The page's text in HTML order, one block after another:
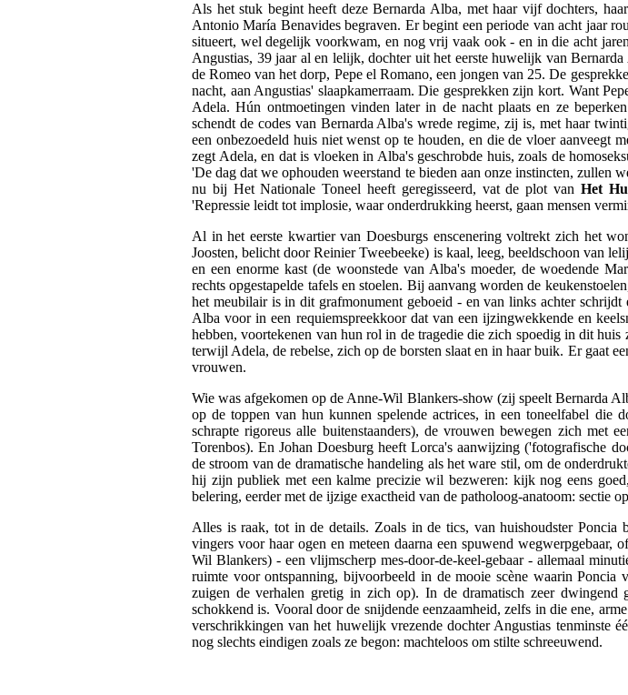
Als het stuk begint heeft deze Bernarda Alba, met haar vijf dochters,
Antonio María Benavides begraven. Er begint een periode van acht jaar
situeert, wel degelijk voorkwam, en nog vrij vaak ook - en in die acht
Angustias, 39 jaar al en lelijk, dochter uit het eerste huwelijk van
de Romeo van het dorp, Pepe el Romano, een jongen van 25. De
nacht, aan Angustias' slaapkamerraam. Die gesprekken zijn kort. Want
Adela. Hún ontmoetingen vinden later in de nacht plaats en ze
schendt de codes van Bernarda Alba's wrede regime, zij is, met haar
een onbezoedeld huis niet wenst op te houden, en die de vloer
zegt Adela, en dat is vloeken in Alba's geschrobde huis, zoals de
'De dag dat we ophouden weerstand te bieden aan onze instincten, zullen
nu bij Het Nationale Toneel heeft geregisseerd, vat de plot van Het
'Repressie leidt tot implosie, waar onderdrukking heerst, gaan mensen
Al in het eerste kwartier van Doesburgs enscenering voltrekt zich het
Joosten, belicht door Reinier Tweebeeke) is kaal, leeg, beeldschoon van
en een enorme kast (de woonstede van Alba's moeder, de woedende
rechts opgestapelde tafels en stoelen. Bij aanvang worden de
het meubilair is in dit grafmonument geboeid - en van links achter
Alba voor in een requiemspreekkoor dat van een ijzingwekkende en
hebben, voortekenen van hun rol in de tragedie die zich spoedig in dit
terwijl Adela, de rebelse, zich op de borsten slaat en in haar buik. Er gaat
vrouwen.
Wie was afgekomen op de Anne-Wil Blankers-show (zij speelt Bernarda
op de toppen van hun kunnen spelende actrices, in een toneelfabel die
schrapte rigoreus alle buitenstaanders), de vrouwen bewegen zich met
Torenbos). En Johan Doesburg heeft Lorca's aanwijzing ('fotografische
de stroom van de dramatische handeling als het ware stil, om de
hij zijn publiek met een kalme precizie wil bezweren: kijk nog eens
belering, eerder met de ijzige exactheid van de patholoog-anatoom: sectie
Alles is raak, tot in de details. Zoals in de tics, van huishoudster
vingers voor haar ogen en meteen daarna een spuwend
Wil Blankers) - een vlijmscherp mes-door-de-keel-gebaar - allemaal
ruimte voor ontspanning, bijvoorbeeld in de mooie scène waarin Poncia
zuigen de verhalen gretig in zich op). In de dramatisch zeer dwingend
schokkend is. Vooral door de snijdende eenzaamheid, zelfs in die ene,
verschrikkingen van het huwelijk vrezende dochter Angustias tenminste
nog slechts eindigen zoals ze begon: machteloos om stilte schreeuwend.